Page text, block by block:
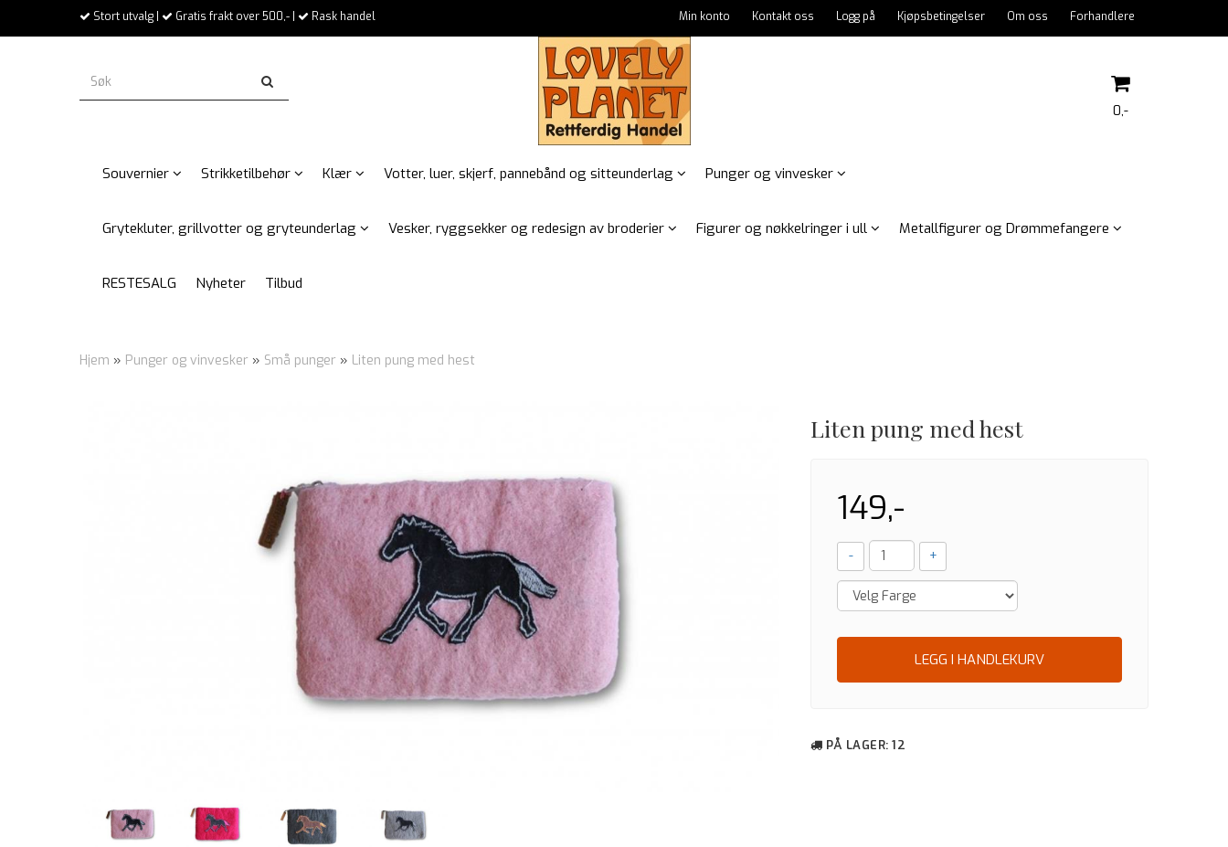
Stort utvalg | Gratis frakt over 500,- | Rask handel Min konto Kontakt oss Logg på Kjøpsbetingelser Om oss Forhandlere
0,-
Souvernier Strikketilbehør Klær Votter, luer, skjerf, pannebånd og sitteunderlag Punger og vinvesker
Grytekluter, grillvotter og gryteunderlag Vesker, ryggsekker og redesign av broderier Figurer og nøkkelringer i ull Metallfigurer og Drømmefangere
RESTESALG Nyheter Tilbud
Hjem » Punger og vinvesker » Små punger » Liten pung med hest
Liten pung med hest
149,-
- +
LEGG I HANDLEKURV
PÅ LAGER: 12